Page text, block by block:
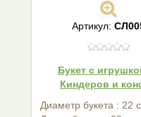
Артикул:
Букет с
Киндеров и
Диаметр букета : 22